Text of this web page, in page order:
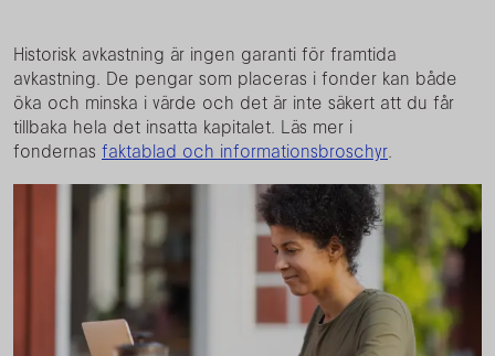
Historisk avkastning är ingen garanti för framtida
avkastning. De pengar som placeras i fonder kan både
öka och minska i värde och det är inte säkert att du får
tillbaka hela det insatta kapitalet. Läs mer i
fondernas faktablad och informationsbroschyr.